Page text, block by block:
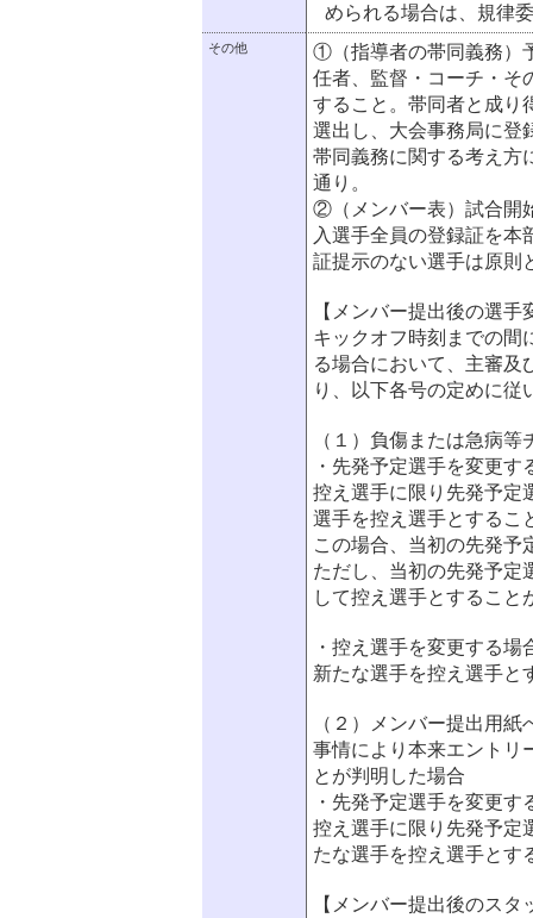
められる場合は、規律
その他
①（指導者の帯同義務）
任者、監督・コーチ・そ
すること。帯同者と成り
選出し、大会事務局に登
帯同義務に関する考え方
通り。
②（メンバー表）試合開
入選手全員の登録証を本
証提示のない選手は原則
【メンバー提出後の選手
キックオフ時刻までの間
る場合において、主審及
り、以下各号の定めに従
（１）負傷または急病
・先発予定選手を変更す
控え選手に限り先発予定
選手を控え選手とするこ
この場合、当初の先発予
ただし、当初の先発予定
して控え選手とすること
・控え選手を変更する場
新たな選手を控え選手と
（２）メンバー提出用
事情により本来エントリ
とが判明した場合
・先発予定選手を変更す
控え選手に限り先発予定
たな選手を控え選手とす
【メンバー提出後のスタ